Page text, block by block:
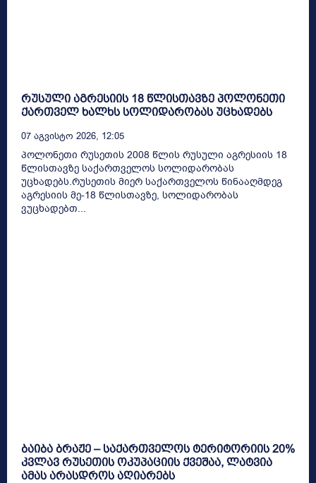
რუსული აგრესიის 18 წლისთავზე პოლონეთი
ქართველ ხალხს სოლიდარობას უცხადებს
07 Აგვისტო 2026, 12:05
პოლონეთი რუსეთის 2008 წლის რუსული აგრესიის 18
წლისთავზე საქართველოს სოლიდარობას
უცხადებს.რუსეთის მიერ საქართველოს წინააღმდეგ
აგრესიის მე-18 წლისთავზე, სოლიდარობას
ვუცხადებთ...
ბაიბა ბრაჟე – საქართველოს ტერიტორიის 20%
კვლავ რუსეთის ოკუპაციის ქვეშაა, ლატვია
ამას არასდროს აღიარებს